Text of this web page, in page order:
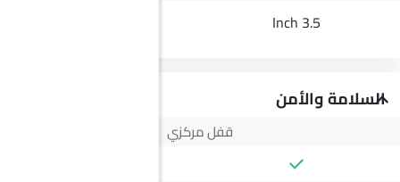
3.5 Inch
السلامة والأمن
قفل مركزي